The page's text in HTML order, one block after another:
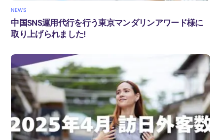
NEWS
中国SNS運用代行を行う東京マンダリンアワード様に
取り上げられました!